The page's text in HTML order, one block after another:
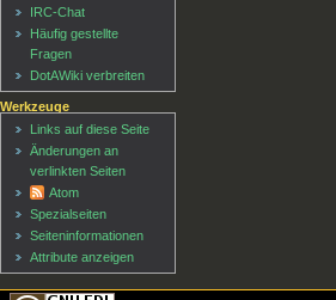
IRC-Chat
Häufig gestellte
Fragen
DotAWiki verbreiten
Werkzeuge
Links auf diese Seite
Änderungen an
verlinkten Seiten
Atom
Spezialseiten
Seiten­informationen
Attribute anzeigen